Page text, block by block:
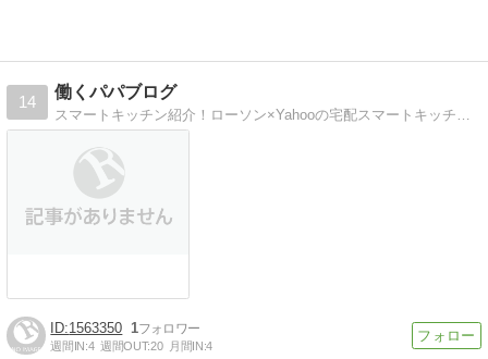
14
働くパパブログ
スマートキッチン紹介！ローソン×Yahooの宅配スマートキッチン紹介！5分料理やお得情報更新してます！
1563350 1
週間IN:4 週間OUT:20 月間IN:4